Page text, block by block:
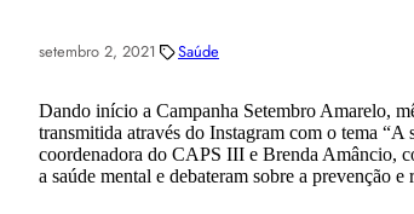
setembro 2, 2021 Saúde
Dando início a Campanha Setembro Amarelo,
transmitida através do Instagram com o tema
coordenadora do CAPS III e Brenda Amâncio,
a saúde mental e debateram sobre a prevenção